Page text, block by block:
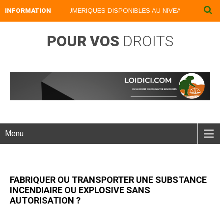
INFORMATION
NOS LIVRES NUMERIQUES DISPONIBLES AU NIVEAU DU
POUR VOS DROITS
Menu
FABRIQUER OU TRANSPORTER UNE SUBSTANCE
INCENDIAIRE OU EXPLOSIVE SANS
AUTORISATION ?